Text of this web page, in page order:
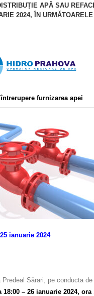
APĂ SAU
2024, ÎN
furnizarea apei
25 ianuarie 2024
Sărari, pe conducta
– 26 ianuarie 2024, ora